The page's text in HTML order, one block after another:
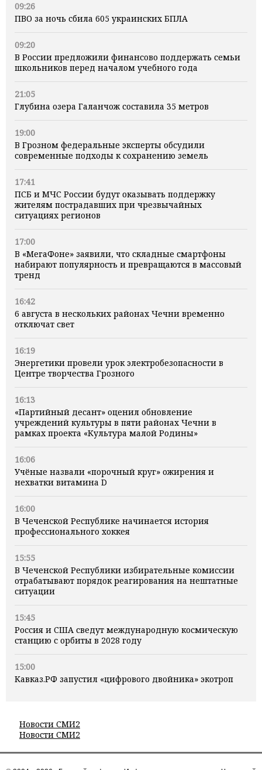
09:26
ПВО за ночь сбила 605 украинских БПЛА
09:20
В России предложили финансово поддержать семьи
школьников перед началом учебного года
21:05
Глубина озера Галанчож составила 35 метров
19:00
В Грозном федеральные эксперты обсудили
современные подходы к сохранению земель
17:41
ПСБ и МЧС России будут оказывать поддержку
жителям пострадавших при чрезвычайных
ситуациях регионов
17:00
В «МегаФоне» заявили, что складные смартфоны
набирают популярность и превращаются в массовый
тренд
16:42
6 августа в нескольких районах Чечни временно
отключат свет
16:19
Энергетики провели урок электробезопасности в
Центре творчества Грозного
16:13
«Партийный десант» оценил обновление
учреждений культуры в пяти районах Чечни в
рамках проекта «Культура малой Родины»
16:06
Учёные назвали «порочный круг» ожирения и
нехватки витамина D
16:00
В Чеченской Республике начинается история
профессионального хоккея
15:55
В Чеченской Республики избирательные комиссии
отрабатывают порядок реагирования на нештатные
ситуации
15:45
Россия и США сведут международную космическую
станцию с орбиты в 2028 году
15:00
Кавказ.РФ запустил «цифрового двойника» экотроп
Новости СМИ2
Новости СМИ2